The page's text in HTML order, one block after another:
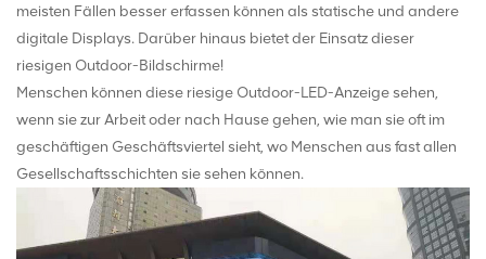
meisten Fällen besser erfassen können als statische und andere
digitale Displays. Darüber hinaus bietet der Einsatz dieser
riesigen Outdoor-Bildschirme!
Menschen können diese riesige Outdoor-LED-Anzeige sehen,
wenn sie zur Arbeit oder nach Hause gehen, wie man sie oft im
geschäftigen Geschäftsviertel sieht, wo Menschen aus fast allen
Gesellschaftsschichten sie sehen können.